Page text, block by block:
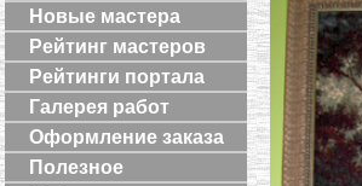
Новые мастера
Рейтинг мастеров
Рейтинги портала
Галерея работ
Оформление заказа
Полезное